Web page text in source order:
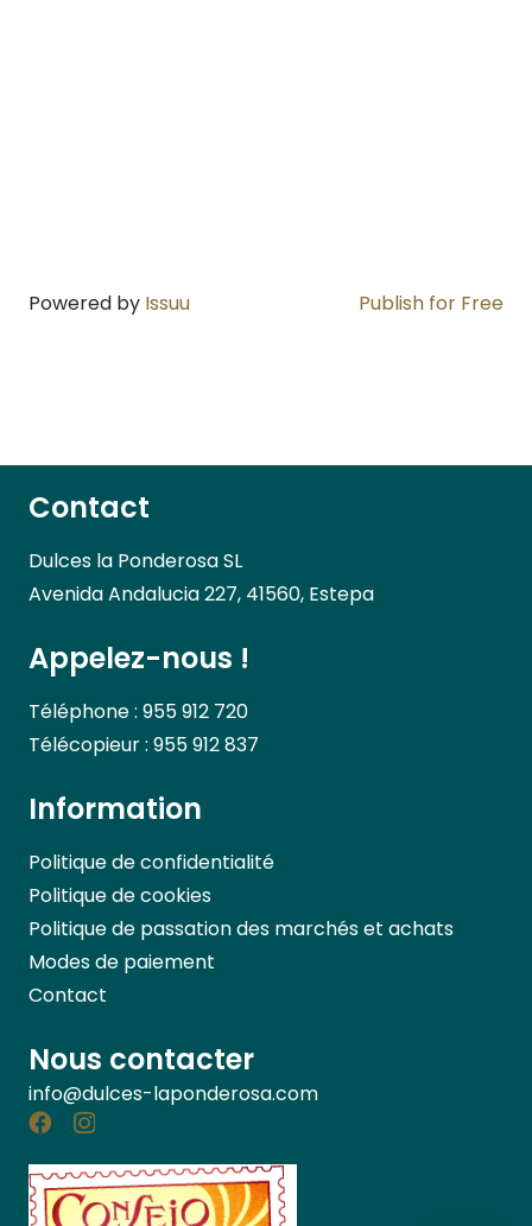
Powered by Issuu Publish for Free
Contact
Dulces la Ponderosa SL
Avenida Andalucia 227, 41560, Estepa
Appelez-nous !
Téléphone : 955 912 720
Télécopieur : 955 912 837
Information
Politique de confidentialité
Politique de cookies
Politique de passation des marchés et achats
Modes de paiement
Contact
Nous contacter
info@dulces-laponderosa.com